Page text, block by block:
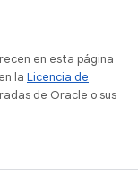
en esta página
la Licencia de
de Oracle o sus